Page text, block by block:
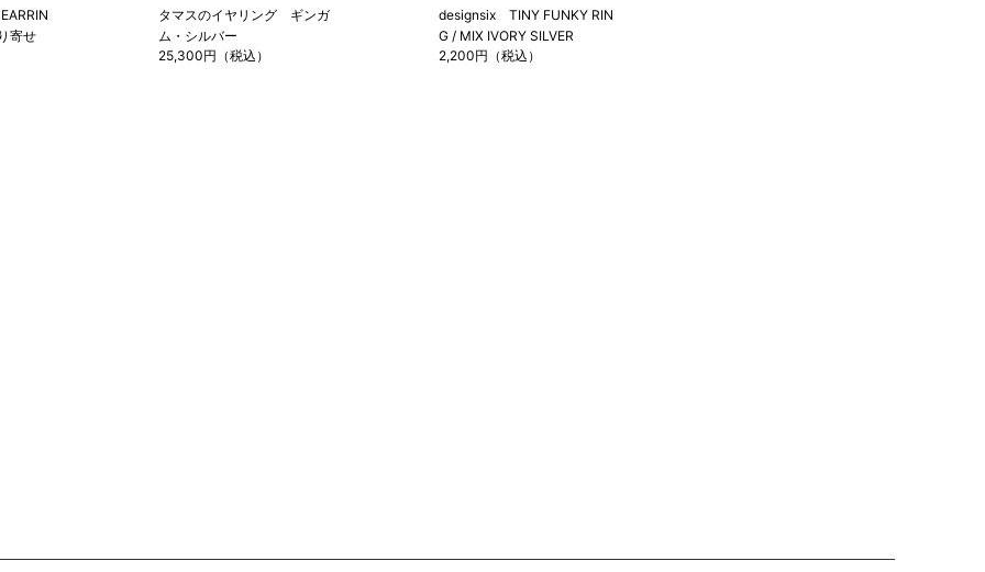
寄せ
タマスのイヤリング ギンガ
ム・シルバー
25,300円（税込）
designsix TINY FUNKY RIN
G / MIX IVORY SILVER
2,200円（税込）